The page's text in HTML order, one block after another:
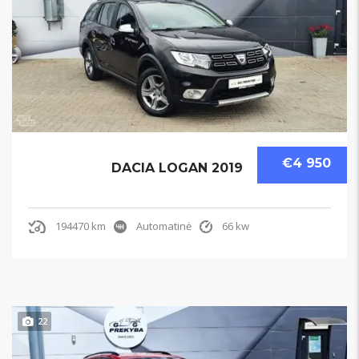
€4 950
DACIA LOGAN 2019
194470 km Automatinė 66 kw
22